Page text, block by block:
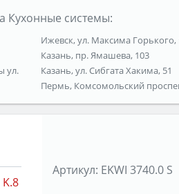
Кухонные системы:
ул.
Ижевск, ул. Максима Горького,
Казань, пр. Ямашева, 103
Казань, ул. Сибгата Хакима, 51
Пермь, Комсомольский
K.8
Артикул: EKWI 3740.0 S